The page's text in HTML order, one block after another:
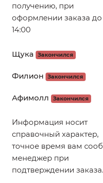
получению, при
оформлении заказа до
14:00
Щука Закончился
Филион Закончился
Афимолл Закончился
Информация носит
справочный характер,
точное время вам
менеджер при
подтверждении заказа.